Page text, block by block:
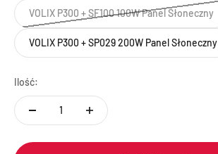
VOLIX P300 + SF100 100W Panel Słoneczny
VOLIX P300 + SP029 200W Panel Słoneczny
Ilość: